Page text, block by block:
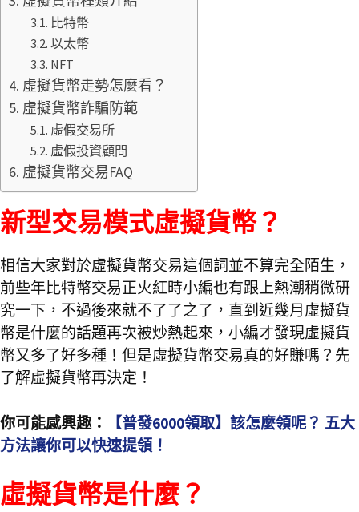
比特幣
以太幣
NFT
虛擬貨幣走勢怎麼看？
虛擬貨幣詐騙防範
虛假交易所
虛假投資顧問
虛擬貨幣交易FAQ
新型交易模式虛擬貨幣？
相信大家對於虛擬貨幣交易這個詞並不算完全陌生，
前些年比特幣交易正火紅時小編也有跟上熱潮稍微研
究一下，不過後來就不了了之了，直到近幾月虛擬貨
幣是什麼的話題再次被炒熱起來，小編才發現虛擬貨
幣又多了好多種！但是虛擬貨幣交易真的好賺嗎？先
了解虛擬貨幣再決定！
你可能感興趣：
【普發6000領取】該怎麼領呢？ 五大
方法讓你可以快速提領！
虛擬貨幣是什麼？